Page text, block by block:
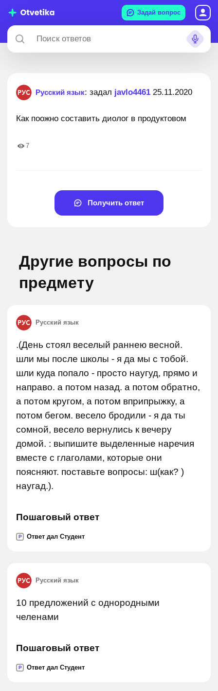
Задай вопрос
Русский язык: задал javlo4461 25.11.2020
Как поожно составить диолог в продуктовом
7
Получить ответ
Другие вопросы по
предмету
Русский язык
.(День стоял веселый раннею весной.
шли мы после школы - я да мы с тобой.
шли куда попало - просто наугуд, прямо и
направо. а потом назад. а потом обратно,
а потом кругом, а потом вприпрыжку, а
потом бегом. весело бродили - я да ты
сомной, весело вернулись к вечеру
домой. : выпишите выделенные наречия
вместе с глаголами, которые они
поясняют. поставьте вопросы: ш(как? )
наугад.).
Пошаговый ответ
P Ответ дал Студент
Русский язык
10 предложений с однородными
челенами
Пошаговый ответ
P Ответ дал Студент